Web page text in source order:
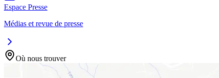
Espace Presse
Médias et revue de presse
Où nous trouver